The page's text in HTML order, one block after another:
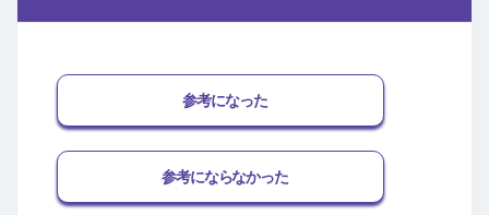
参考になった
参考にならなかった